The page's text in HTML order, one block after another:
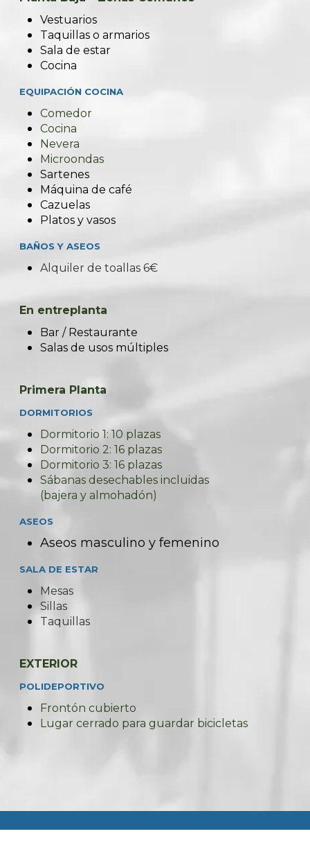
Vestuarios
Taquillas o armarios
Sala de estar
Cocina
EQUIPACIÓN COCINA
Comedor
Cocina
Nevera
Microondas
Sartenes
Máquina de café
Cazuelas
Platos y vasos
BAÑOS Y ASEOS
Alquiler de toallas 6€
En entreplanta
Bar / Restaurante
Salas de usos múltiples
Primera Planta
DORMITORIOS
Dormitorio 1: 10 plazas
Dormitorio 2: 16 plazas
Dormitorio 3: 16 plazas
Sábanas desechables incluidas
(bajera y almohadón)
ASEOS
Aseos masculino y femenino
SALA DE ESTAR
Mesas
Sillas
Taquillas
EXTERIOR
POLIDEPORTIVO
Frontón cubierto
Lugar cerrado para guardar bicicletas